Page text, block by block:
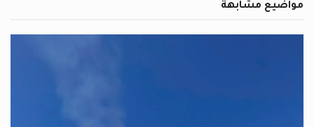
مواضيع مشابهة